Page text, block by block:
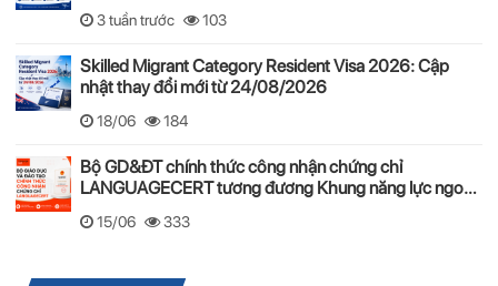
3 tuần trước 103
Skilled Migrant Category Resident Visa 2026: Cập
nhật thay đổi mới từ 24/08/2026
18/06 184
Bộ GD&ĐT chính thức công nhận chứng chỉ
LANGUAGECERT tương đương Khung năng lực ngoại
15/06 333